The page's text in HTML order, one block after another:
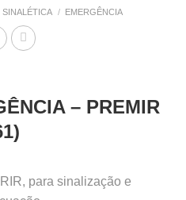
SINALÉTICA / EMERGÊNCIA
– PREMIR
para sinalização e